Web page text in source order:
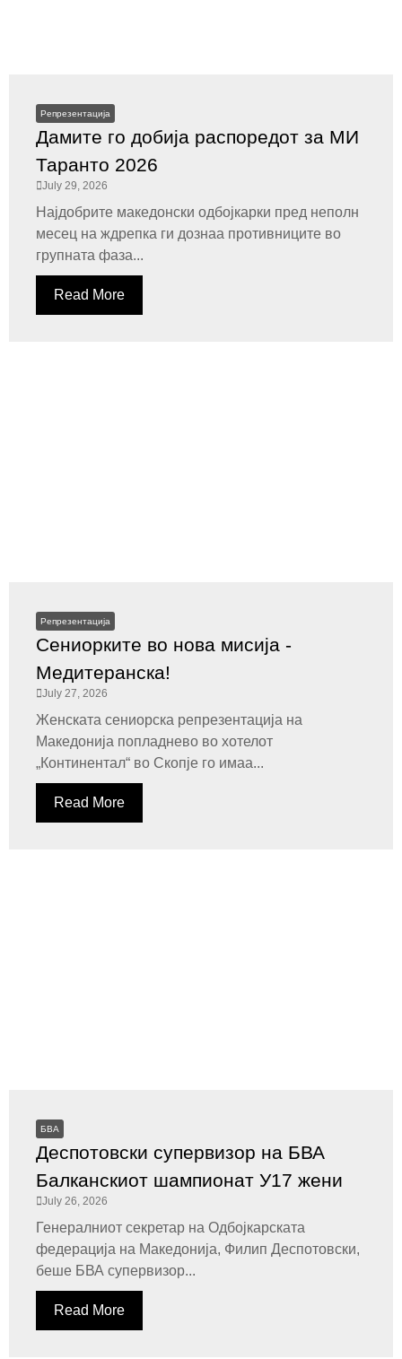
Репрезентација
Дамите го добија распоредот за МИ
Таранто 2026
July 29, 2026
Најдобрите македонски одбојкарки пред неполн
месец на ждрепка ги дознаа противниците во
групната фаза...
Read More
Репрезентација
Сениорките во нова мисија -
Медитеранска!
July 27, 2026
Женската сениорска репрезентација на
Македонија попладнево во хотелот
„Континентал“ во Скопје го имаа...
Read More
БВА
Деспотовски супервизор на БВА
Балканскиот шампионат У17 жени
July 26, 2026
Генералниот секретар на Одбојкарската
федерација на Македонија, Филип Деспотовски,
беше БВА супервизор...
Read More